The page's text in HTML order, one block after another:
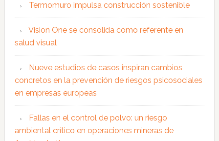
Termomuro impulsa construcción sostenible
Vision One se consolida como referente en
salud visual
Nueve estudios de casos inspiran cambios
concretos en la prevención de riesgos psicosociales
en empresas europeas
Fallas en el control de polvo: un riesgo
ambiental crítico en operaciones mineras de